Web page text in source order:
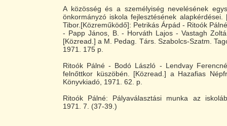
A közösség és a személyiség nevelésének
önkormányzó iskola fejlesztésének alapkérdései.
Tibor.[Közreműködő]: Petrikás Árpád - Ritoók
- Papp János, B. - Horváth Lajos - Vastagh
[Közread.] a M. Pedag. Társ. Szabolcs-Szatm.
1971. 175 p.
Ritoók Pálné - Bodó László - Lendvay
felnőttkor küszöbén. [Közread.] a Hazafias
Könyvkiadó, 1971. 62. p.
Ritoók Pálné: Pályaválasztási munka az
1971. 7. (37-39.)